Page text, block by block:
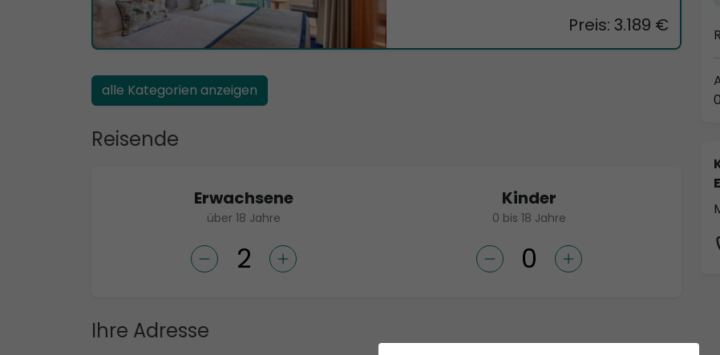
Preis: 3.189 €
alle Kategorien anzeigen
Reisende
Erwachsene
über 18 Jahre
Kinder
0 bis 18 Jahre
Ihre Adresse